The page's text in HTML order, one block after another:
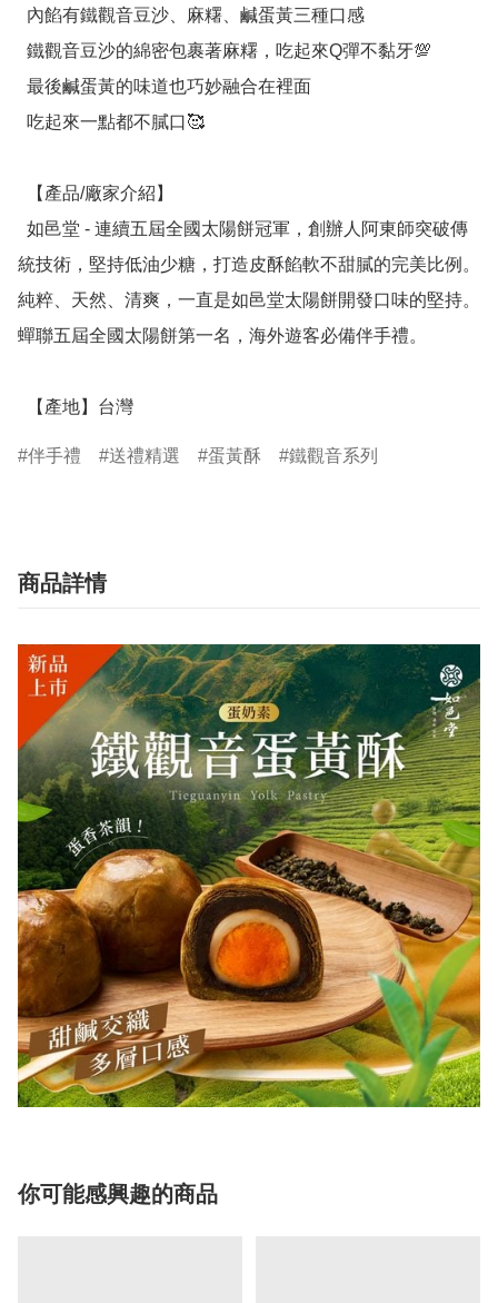
統技術，堅持低油少糖，打造皮酥餡軟不甜膩的完美比例。
純粹、天然、清爽，一直是如邑堂太陽餅開發口味的堅持。
蟬聯五屆全國太陽餅第一名，海外遊客必備伴手禮。
  【產地】台灣
伴手禮 送禮精選 蛋黃酥 鐵觀音系列
商品詳情
你可能感興趣的商品